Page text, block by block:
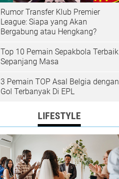
Rumor Transfer Klub Premier
League: Siapa yang Akan
Bergabung atau Hengkang?
Top 10 Pemain Sepakbola Terbaik
Sepanjang Masa
3 Pemain TOP Asal Belgia dengan
Gol Terbanyak Di EPL
LIFESTYLE